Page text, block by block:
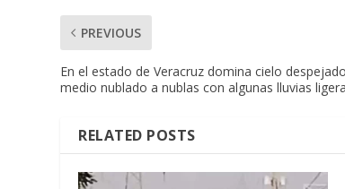
PREVIOUS
En el estado de Veracruz domina cielo
medio nublado a nublas con algunas lluvias
RELATED POSTS